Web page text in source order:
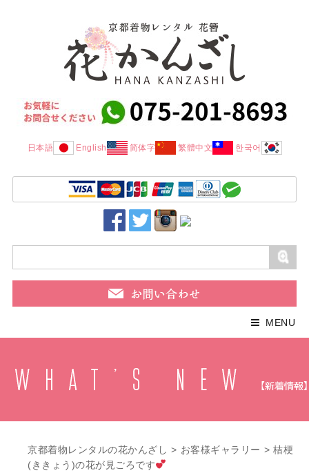
日本語 English 简体字 繁體中文 한국어
MENU
京都着物レンタルの花かんざし > お客様ギャラリー > 桔梗
(ききょう)の花が見ごろです